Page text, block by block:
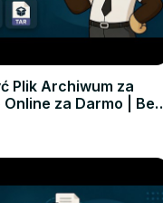
Plik Archiwum za
Online za Darmo | Bez